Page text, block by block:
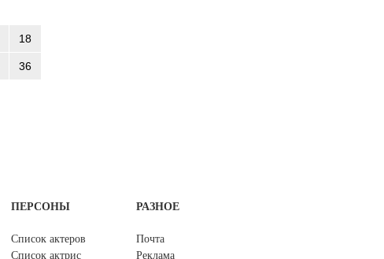
18
36
ПЕРСОНЫ
Список актеров
Список актрис
РАЗНОЕ
Почта
Реклама